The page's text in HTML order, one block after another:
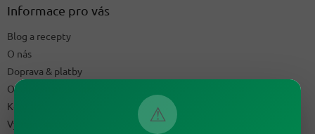
⚠
Informace pro vás
Blog a recepty
O nás
Doprava & platby
Obchodní podmínky
Kontakty
Výdejní místo